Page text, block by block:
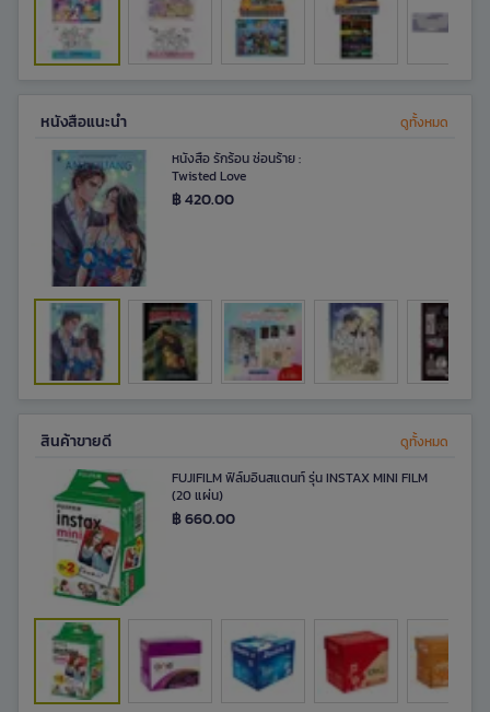
หนังสือแนะนำ
ดูทั้งหมด
หนังสือ รักร้อน ซ่อนร้าย :
Twisted Love
฿ 420.00
สินค้าขายดี​
ดูทั้งหมด
FUJIFILM ฟิล์มอินสแตนท์ รุ่น INSTAX MINI FILM
(20 แผ่น)
฿ 660.00